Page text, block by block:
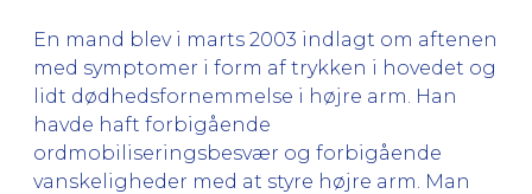
En mand blev i marts 2003 indlagt om aftenen
med symptomer i form af trykken i hovedet og
lidt dødhedsfornemmelse i højre arm. Han
havde haft forbigående
ordmobiliseringsbesvær og forbigående
vanskeligheder med at styre højre arm. Man